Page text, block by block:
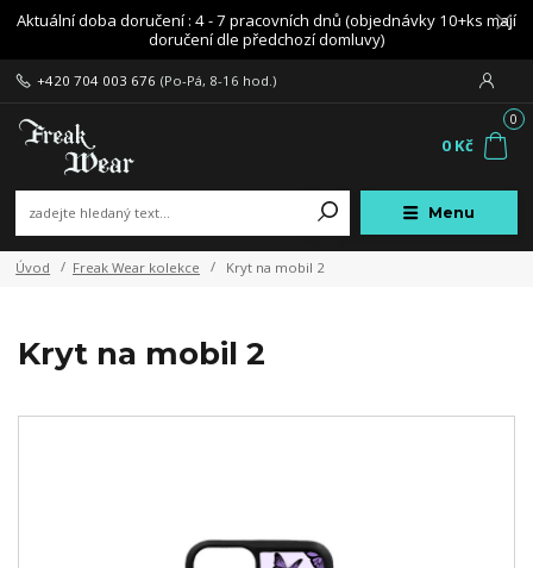
Aktuální doba doručení : 4 - 7 pracovních dnů (objednávky 10+ks mají
doručení dle předchozí domluvy)
Menu
+420 704 003 676 (Po-Pá, 8-16 hod.)
0
0 Kč
Úvod Freak Wear kolekce Kryt na mobil 2
Kryt na mobil 2